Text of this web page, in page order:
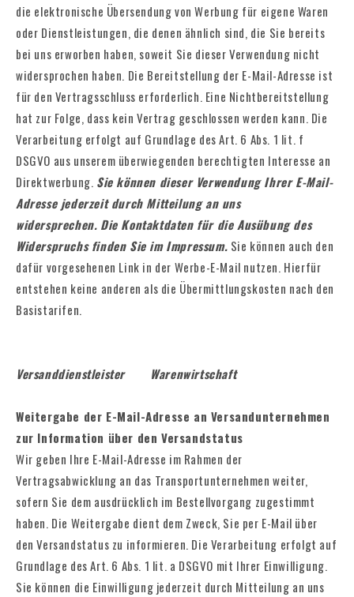
die elektronische Übersendung von Werbung für eigene Waren
oder Dienstleistungen, die denen ähnlich sind, die Sie bereits
bei uns erworben haben, soweit Sie dieser Verwendung nicht
widersprochen haben. Die Bereitstellung der E-Mail-Adresse ist
für den Vertragsschluss erforderlich. Eine Nichtbereitstellung
hat zur Folge, dass kein Vertrag geschlossen werden kann. Die
Verarbeitung erfolgt auf Grundlage des Art. 6 Abs. 1 lit. f
DSGVO aus unserem überwiegenden berechtigten Interesse an
Direktwerbung. Sie können dieser Verwendung Ihrer E-Mail-
Adresse jederzeit durch Mitteilung an uns
widersprechen. Die Kontaktdaten für die Ausübung des
Widerspruchs finden Sie im Impressum. Sie können auch den
dafür vorgesehenen Link in der Werbe-E-Mail nutzen. Hierfür
entstehen keine anderen als die Übermittlungskosten nach den
Basistarifen.
Versanddienstleister Warenwirtschaft
Weitergabe der E-Mail-Adresse an Versandunternehmen
zur Information über den Versandstatus
Wir geben Ihre E-Mail-Adresse im Rahmen der
Vertragsabwicklung an das Transportunternehmen weiter,
sofern Sie dem ausdrücklich im Bestellvorgang zugestimmt
haben. Die Weitergabe dient dem Zweck, Sie per E-Mail über
den Versandstatus zu informieren. Die Verarbeitung erfolgt auf
Grundlage des Art. 6 Abs. 1 lit. a DSGVO mit Ihrer Einwilligung.
Sie können die Einwilligung jederzeit durch Mitteilung an uns